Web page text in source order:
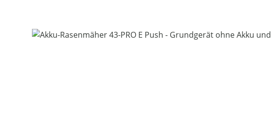
Bildergalerie überspringen